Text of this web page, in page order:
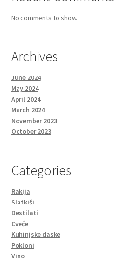
No comments to show.
Archives
June 2024
May 2024
April 2024
March 2024
November 2023
October 2023
Categories
Rakija
Slatkiši
Destilati
Cveće
Kuhinjske daske
Pokloni
Vino